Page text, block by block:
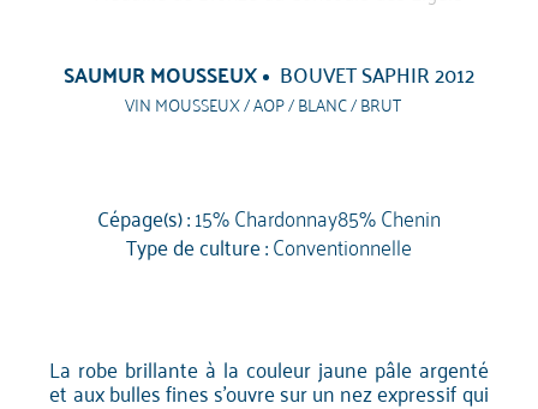
SAUMUR MOUSSEUX BOUVET SAPHIR 2012
VIN MOUSSEUX / AOP / BLANC / BRUT
Cépage(s) :15% Chardonnay85% Chenin
Type de culture :Conventionnelle
La robe brillante à la couleur jaune pâle argenté
et aux bulles fines s'ouvre sur un nez expressif qui